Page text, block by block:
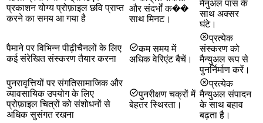
प्रकाशन योग्य प्रोफ़ाइल छवि प्राप्त
करने का समय आ गया है
और संदर्भों क��
साथ मिनट।
मैनुअल पास के
साथ अक्सर
घंटे।
पैमाने पर विभिन्न पीढ़ीचैनलों के लिए
कई संरेखित संस्करण तैयार करना
कम समय में
अधिक वेरिएंट बैचें।
प्रत्येक
संस्करण को
मैन्युअल रूप से
पुनर्निर्माण करें।
पुनरावृत्तियों पर संगतिसामाजिक और
व्यावसायिक उपयोग के लिए
प्रोफ़ाइल चित्रों को संशोधनों से
अधिक सुसंगत रखना
पुनरीक्षण चक्रों में
बेहतर स्थिरता।
प्रत्येक
मैन्युअल संपादन
के साथ बहाव
बढ़ता है।